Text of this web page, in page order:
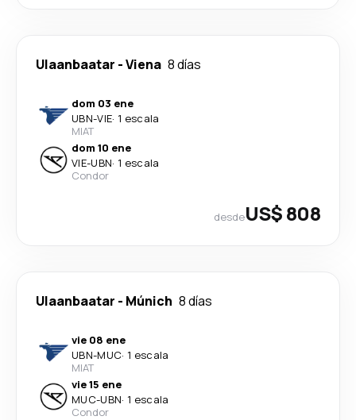
Ulaanbaatar -Viena 8 días
dom 03 ene
UBN-VIE· 1 escala
MIAT
dom 10 ene
VIE-UBN· 1 escala
Condor
desdeUS$ 808
Ulaanbaatar - Múnich 8 días
vie 08 ene
UBN-MUC· 1 escala
MIAT
vie 15 ene
MUC-UBN· 1 escala
Condor